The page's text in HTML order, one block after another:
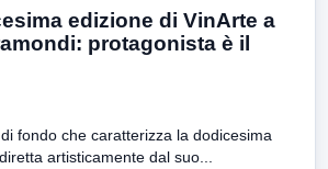
edizione di VinArte a
protagonista è il
fondo che caratterizza la dodicesima
artisticamente dal suo...